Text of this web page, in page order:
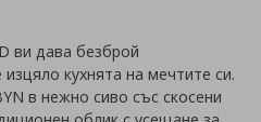
ви дава безброй
кухнята на мечтите си.
в нежно сиво със скосени